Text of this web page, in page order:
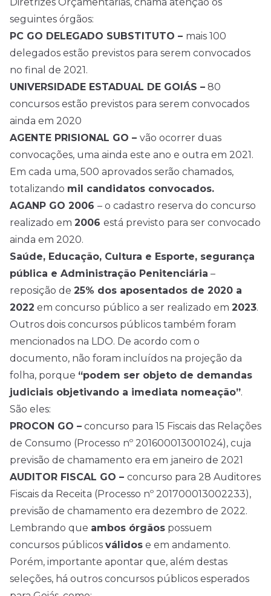
seguintes órgãos:
PC GO DELEGADO SUBSTITUTO – mais 100
delegados estão previstos para serem convocados
no final de 2021.
UNIVERSIDADE ESTADUAL DE GOIÁS – 80
concursos estão previstos para serem convocados
ainda em 2020
AGENTE PRISIONAL GO – vão ocorrer duas
convocações, uma ainda este ano e outra em 2021.
Em cada uma, 500 aprovados serão chamados,
totalizando mil candidatos convocados.
AGANP GO 2006 – o cadastro reserva do concurso
realizado em 2006 está previsto para ser convocado
ainda em 2020.
Saúde, Educação, Cultura e Esporte, segurança
pública e Administração Penitenciária –
reposição de 25% dos aposentados de 2020 a
2022 em concurso público a ser realizado em 2023.
Outros dois concursos públicos também foram
mencionados na LDO. De acordo com o
documento, não foram incluídos na projeção da
folha, porque “podem ser objeto de demandas
judiciais objetivando a imediata nomeação”.
São eles:
PROCON GO – concurso para 15 Fiscais das Relações
de Consumo (Processo nº 201600013001024), cuja
previsão de chamamento era em janeiro de 2021
AUDITOR FISCAL GO – concurso para 28 Auditores
Fiscais da Receita (Processo nº 201700013002233),
previsão de chamamento era dezembro de 2022.
Lembrando que ambos órgãos possuem
concursos públicos válidos e em andamento.
Porém, importante apontar que, além destas
seleções, há outros concursos públicos esperados